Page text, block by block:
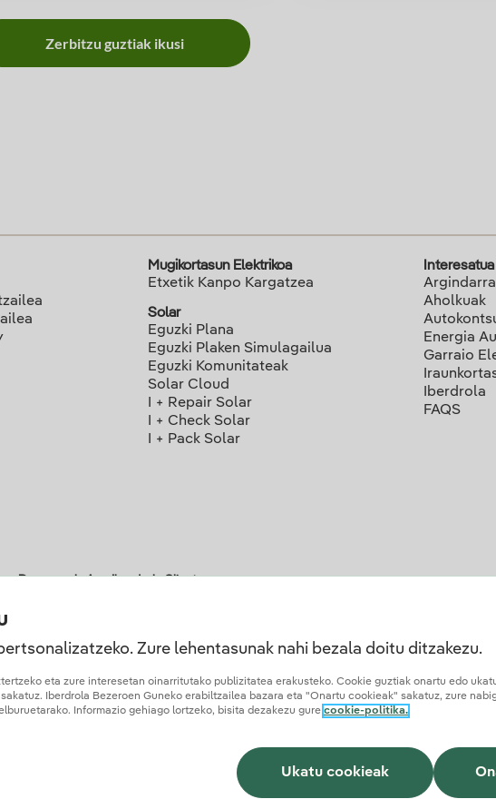
Zerbitzu guztiak ikusi
Mugikortasun Elektrikoa
Etxetik Kanpo Kargatzea
Solar
Eguzki Plana
Eguzki Plaken Simulagailua
Eguzki Komunitateak
Solar Cloud
I + Repair Solar
I + Check Solar
I + Pack Solar
Aholkuak
Energia
Garraio
Iberdrola
FAQS
Descarga la App Iberdrola Clientes
ErabilerraztasunaNola izan lankidea
Webgune hau
Zure lehentasunak nahi bezala doitu ditzakezu.
eta zure interesetan oinarritutako publizitatea erakusteko. Cookie guztiak onartu edo
Iberdrola Bezeroen Guneko erabiltzailea bazara eta "Onartu cookieak" sakatuz, zure
Informazio gehiago lortzeko, bisita dezakezu gure cookie-politika.
Ukatu cookieak